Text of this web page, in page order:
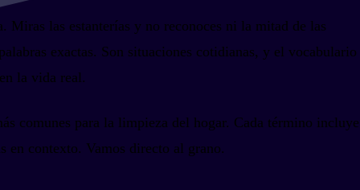
Miras las estanterías y no reconoces ni la mitad de las
exactas. Son situaciones cotidianas, y el vocabulario
la vida real.
comunes para la limpieza del hogar. Cada término incluye
en contexto. Vamos directo al grano.